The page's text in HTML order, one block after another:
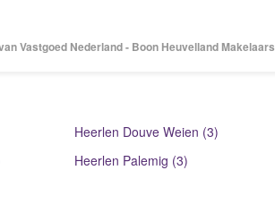
Vastgoed Nederland - Boon Heuvelland Makelaars
Heerlen Douve Weien (3)
Heerlen Palemig (3)